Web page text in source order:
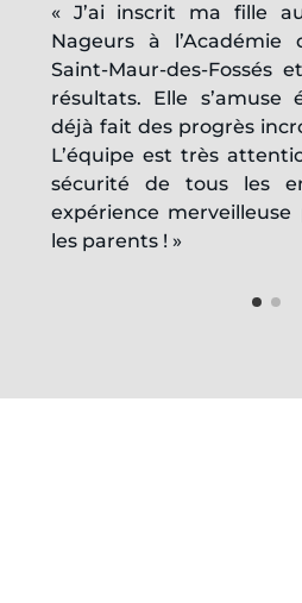
« J’ai inscrit ma fille
Nageurs à
Saint-Maur-des-Fossés
résultats. Elle
déjà fait des progrès
L’équipe est très
sécurité de tous les
expérience
les parents ! »